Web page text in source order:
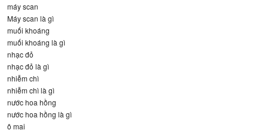
máy scan
Máy scan là gì
muối khoáng
muối khoáng là gì
nhạc đỏ
nhạc đỏ là gì
nhiễm chì
nhiễm chì là gì
nước hoa hồng
nước hoa hồng là gì
ô mai